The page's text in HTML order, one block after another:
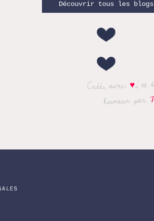
Découvrir tous les blogs
Créé, avec♥, et
humeur par